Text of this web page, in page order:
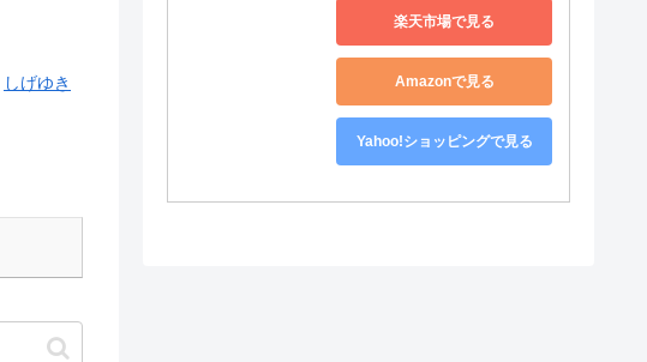
しげゆき
楽天市場で見る
Amazonで見る
Yahoo!ショッピングで見る